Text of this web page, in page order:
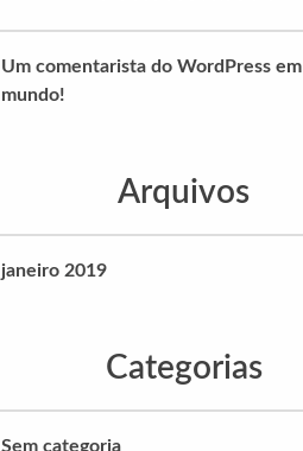
Um comentarista do WordPressem
mundo!
Arquivos
janeiro 2019
Categorias
Sem categoria